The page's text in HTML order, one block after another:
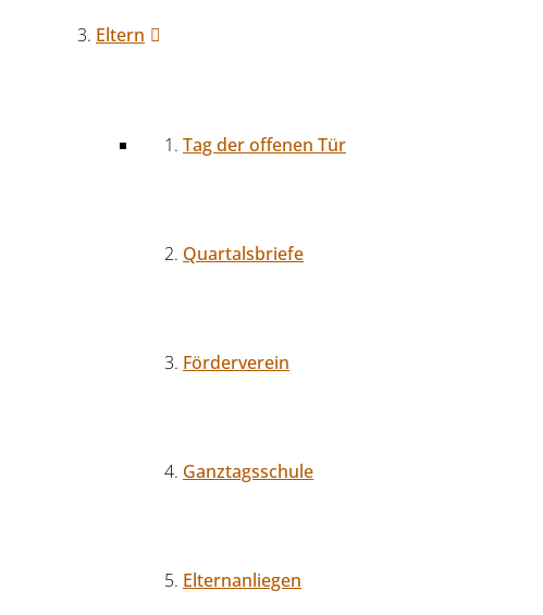
Eltern
Tag der offenen Tür
Quartalsbriefe
Förderverein
Ganztagsschule
Elternanliegen